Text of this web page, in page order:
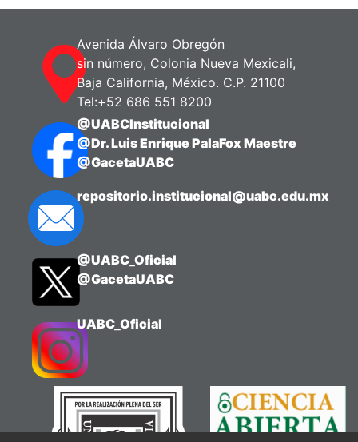
Avenida Álvaro Obregón
sin número, Colonia Nueva Mexicali,
Baja California, México. C.P. 21100
Tel:+52 686 551 8200
@UABCInstitucional
@Dr. Luis Enrique PalaFox Maestre
@GacetaUABC
repositorio.institucional@uabc.edu.mx
@UABC_Oficial
@GacetaUABC
UABC_Oficial